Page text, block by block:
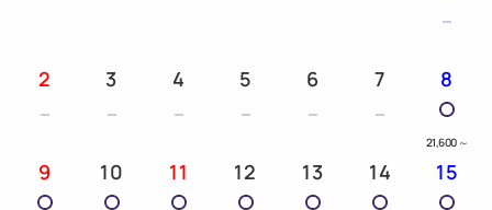
2 3 4 5 6 7 8
21,600 ～
9 10 11 12 13 14 15